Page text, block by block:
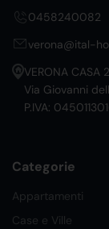
0458240082
verona@ital-
VERONA CASA
Via Giovanni
P.IVA:
Categorie
Appartamenti
Case e Ville